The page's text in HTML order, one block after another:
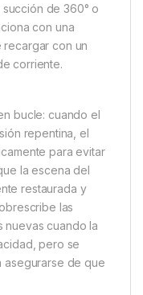
de 360° o
con una
con un
corriente.
bucle: cuando el
repentina, el
para evitar
la escena del
restaurada y
las
nuevas cuando la
pero se
asegurarse de que